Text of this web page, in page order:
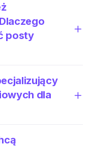
posty
dla